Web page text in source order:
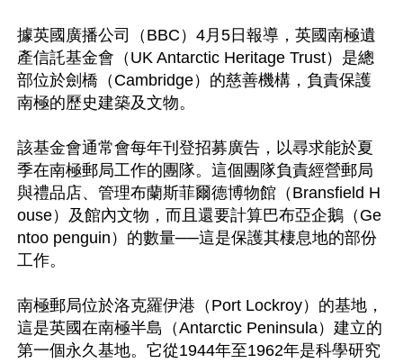
據英國廣播公司（BBC）4月5日報導，英國南極遺
產信託基金會（UK Antarctic Heritage Trust）是總
部位於劍橋（Cambridge）的慈善機構，負責保護
南極的歷史建築及文物。
該基金會通常會每年刊登招募廣告，以尋求能於夏
季在南極郵局工作的團隊。這個團隊負責經營郵局
與禮品店、管理布蘭斯菲爾德博物館（Bransfield H
ouse）及館內文物，而且還要計算巴布亞企鵝（Ge
ntoo penguin）的數量──這是保護其棲息地的部份
工作。
南極郵局位於洛克羅伊港（Port Lockroy）的基地，
這是英國在南極半島（Antarctic Peninsula）建立的
第一個永久基地。它從1944年至1962年是科學研究